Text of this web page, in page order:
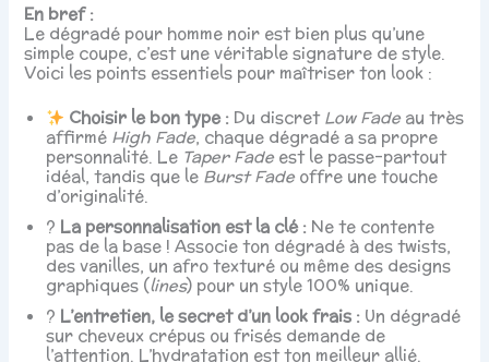
En bref :
Le dégradé pour homme noir est bien plus qu’une
simple coupe, c’est une véritable signature de style.
Voici les points essentiels pour maîtriser ton look :
Choisir le bon type : Du discretLow Fadeau très
affirmé High Fade, chaque dégradé a sa propre
personnalité. Le Taper Fadeest le passe-partout
idéal, tandis que le Burst Fadeoffre une touche
d’originalité.
? La personnalisation est la clé : Ne te contente
pas de la base ! Associe ton dégradé à des twists,
des vanilles, un afro texturé ou même des designs
graphiques (lines) pour un style 100% unique.
? L’entretien, le secret d’un look frais : Un dégradé
sur cheveux crépus ou frisés demande de
l’attention. L’hydratation est ton meilleur allié.